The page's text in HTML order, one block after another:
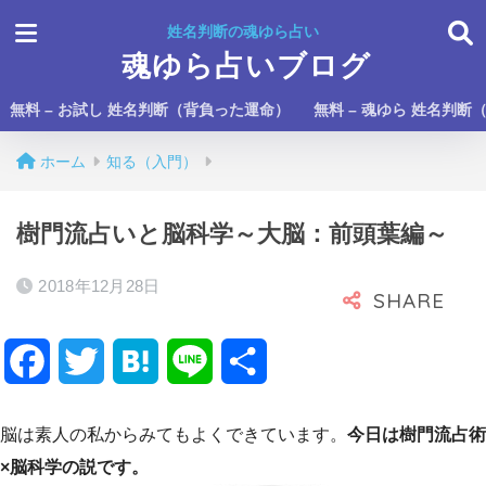
姓名判断の魂ゆら占い
魂ゆら占いブログ
無料 – お試し 姓名判断（背負った運命） 無料 – 魂ゆら 姓名判断
ホーム 知る（入門）
樹門流占いと脳科学～大脳：前頭葉編～
2018年12月28日
脳は素人の私からみてもよくできています。 今日は樹門流占術
×脳科学の説です。